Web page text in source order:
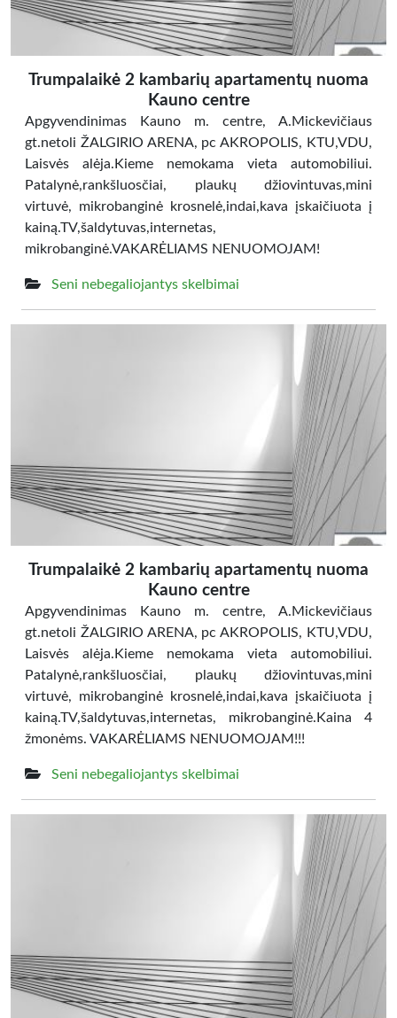
Trumpalaikė 2 kambarių apartamentų nuoma
Kauno centre
Apgyvendinimas Kauno m. centre, A.Mickevičiaus
gt.netoli ŽALGIRIO ARENA, pc AKROPOLIS, KTU,VDU,
Laisvės alėja.Kieme nemokama vieta automobiliui.
Patalynė,rankšluosčiai, plaukų džiovintuvas,mini
virtuvė, mikrobanginė krosnelė,indai,kava įskaičiuota į
kainą.TV,šaldytuvas,internetas,
mikrobanginė.VAKARĖLIAMS NENUOMOJAM!
Seni nebegaliojantys skelbimai
Trumpalaikė 2 kambarių apartamentų nuoma
Kauno centre
Apgyvendinimas Kauno m. centre, A.Mickevičiaus
gt.netoli ŽALGIRIO ARENA, pc AKROPOLIS, KTU,VDU,
Laisvės alėja.Kieme nemokama vieta automobiliui.
Patalynė,rankšluosčiai, plaukų džiovintuvas,mini
virtuvė, mikrobanginė krosnelė,indai,kava įskaičiuota į
kainą.TV,šaldytuvas,internetas, mikrobanginė.Kaina 4
žmonėms. VAKARĖLIAMS NENUOMOJAM!!!
Seni nebegaliojantys skelbimai